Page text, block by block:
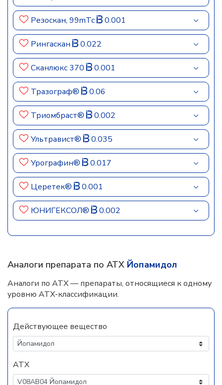
Резоскан, 99mTc 0.001
Рингаскан 0.022
Сканлюкс 370 0.001
Тразограф® 0.06
Триомбраст® 0.002
Ультравист® 0.035
Урографин® 0.017
Церетек® 0.001
ЮНИГЕКСОЛ® 0.002
Аналоги препарата по АТХ Йопамидол
Аналоги по АТХ — препараты, относящиеся к одному
уровню АТХ-классификации.
Действующее вещество
АТХ